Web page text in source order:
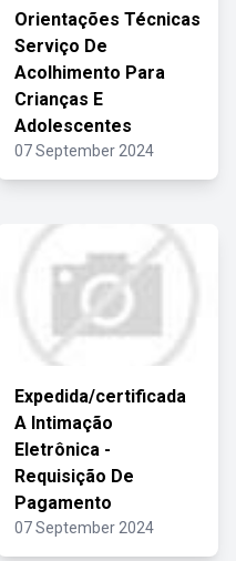
Orientações Técnicas
Serviço De
Acolhimento Para
Crianças E
Adolescentes
07 September 2024
Expedida/certificada
A Intimação
Eletrônica -
Requisição De
Pagamento
07 September 2024